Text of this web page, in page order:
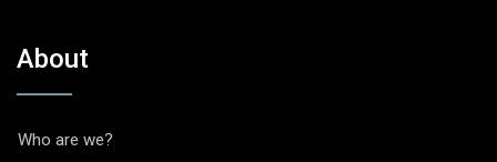
About
Who are we?